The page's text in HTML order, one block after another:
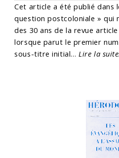
Cet article a été publié dans
question postcoloniale » qui
des 30 ans de la revue
lorsque parut le premier
sous-titre initial… Lire la suite.